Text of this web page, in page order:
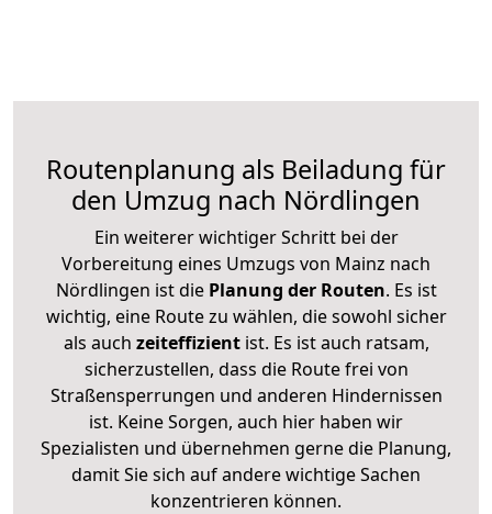
Routenplanung als Beiladung für
den Umzug nach Nördlingen
Ein weiterer wichtiger Schritt bei der
Vorbereitung eines Umzugs von Mainz nach
Nördlingen ist diePlanung der Routen. Es ist
wichtig, eine Route zu wählen, die sowohl sicher
als auch zeiteffizientist. Es ist auch ratsam,
sicherzustellen, dass die Route frei von
Straßensperrungen und anderen Hindernissen
ist. Keine Sorgen, auch hier haben wir
Spezialisten und übernehmen gerne die Planung,
damit Sie sich auf andere wichtige Sachen
konzentrieren können.